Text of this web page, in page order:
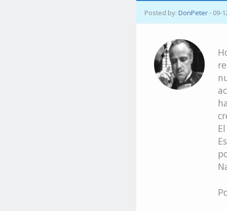
Posted by: DonPeter- 09-